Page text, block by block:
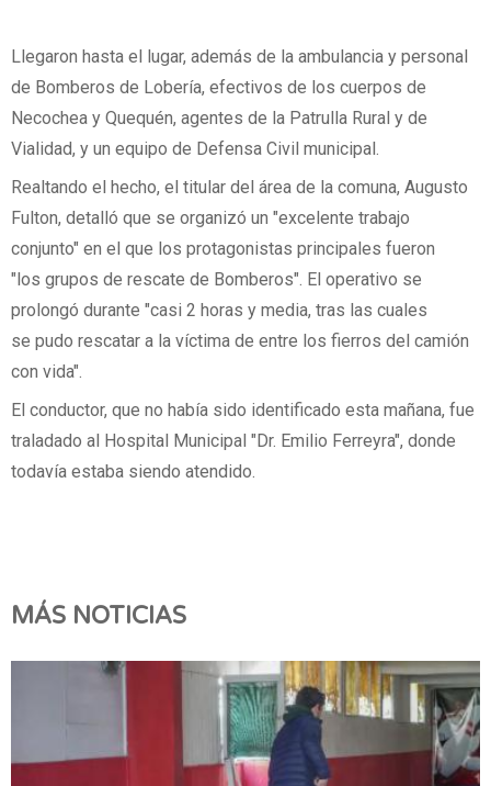
Llegaron hasta el lugar, además de la ambulancia y personal
de Bomberos de Lobería, efectivos de los cuerpos de
Necochea y Quequén, agentes de la Patrulla Rural y de
Vialidad, y un equipo de Defensa Civil municipal.
Realtando el hecho, el titular del área de la comuna, Augusto
Fulton, detalló que se organizó un "excelente trabajo
conjunto" en el que los protagonistas principales fueron
"los grupos de rescate de Bomberos". El operativo se
prolongó durante "casi 2 horas y media, tras las cuales
se pudo rescatar a la víctima de entre los fierros del camión
con vida".
El conductor, que no había sido identificado esta mañana, fue
traladado al Hospital Municipal "Dr. Emilio Ferreyra", donde
todavía estaba siendo atendido.
MÁS NOTICIAS